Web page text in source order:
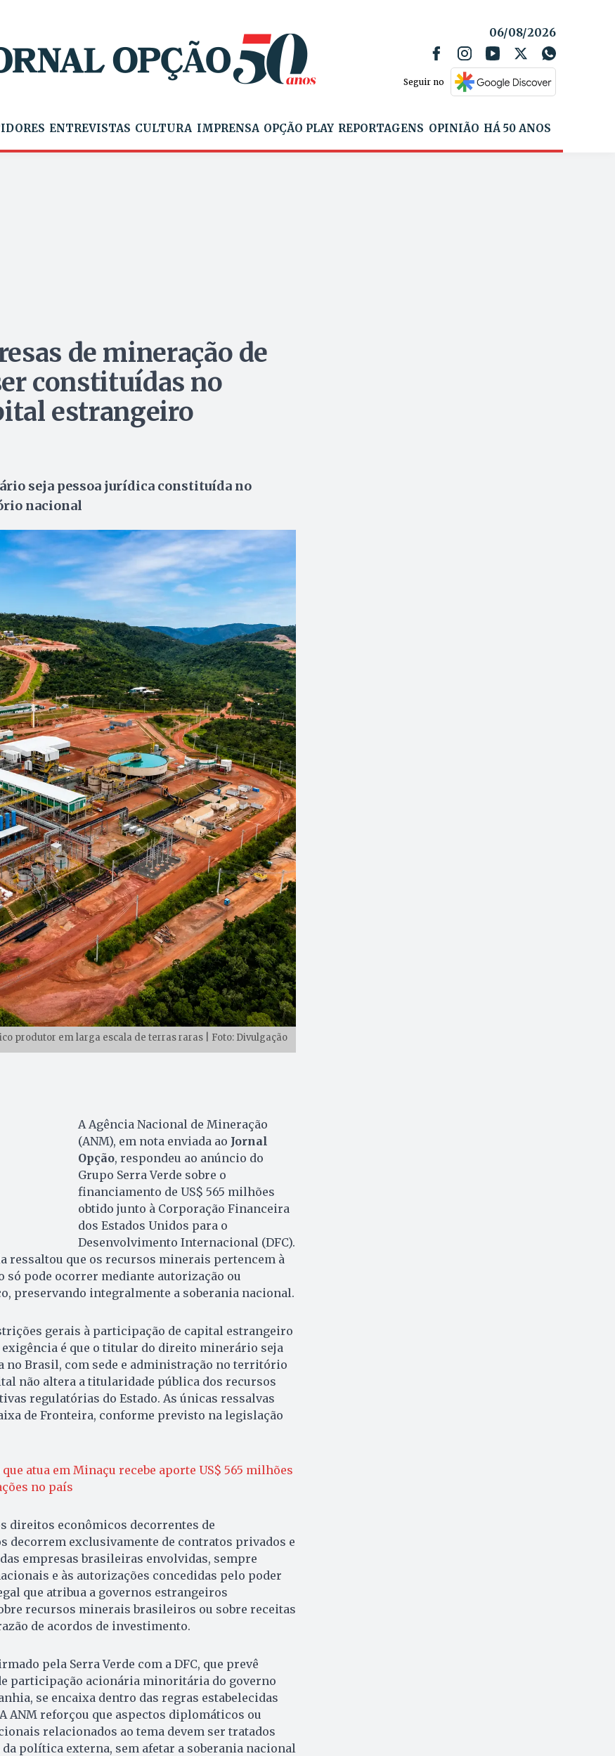
06/08/2026
Seguir no
ENTREVISTAS CULTURA IMPRENSA OPÇÃO PLAY REPORTAGENS OPINIÃO HÁ 50 ANOS
de mineração de
constituídas no
estrangeiro
seja pessoa jurídica constituída no
nacional
produtor em larga escala de terras raras | Foto: Divulgação
A Agência Nacional de Mineração
(ANM), em nota enviada ao Jornal
Opção, respondeu ao anúncio do
Grupo Serra Verde sobre o
financiamento de US$ 565 milhões
obtido junto à Corporação Financeira
dos Estados Unidos para o
Desenvolvimento Internacional (DFC).
ressaltou que os recursos minerais pertencem à
só pode ocorrer mediante autorização ou
preservando integralmente a soberania nacional.
gerais à participação de capital estrangeiro
é que o titular do direito minerário seja
no Brasil, com sede e administração no território
não altera a titularidade pública dos recursos
regulatórias do Estado. As únicas ressalvas
de Fronteira, conforme previsto na legislação
atua em Minaçu recebe aporte US$ 565 milhões
no país
direitos econômicos decorrentes de
decorrem exclusivamente de contratos privados e
empresas brasileiras envolvidas, sempre
e às autorizações concedidas pelo poder
que atribua a governos estrangeiros
recursos minerais brasileiros ou sobre receitas
de acordos de investimento.
pela Serra Verde com a DFC, que prevê
participação acionária minoritária do governo
se encaixa dentro das regras estabelecidas
ANM reforçou que aspectos diplomáticos ou
relacionados ao tema devem ser tratados
política externa, sem afetar a soberania nacional